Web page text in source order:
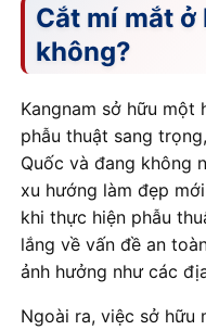
Cắt mí mắt
không?
Kangnam sở hữu
phẫu thuật sang
Quốc và đang không
xu hướng làm đẹp
khi thực hiện phẫu
lắng về vấn đề an
ảnh hưởng như các
Ngoài ra, việc sở hữu